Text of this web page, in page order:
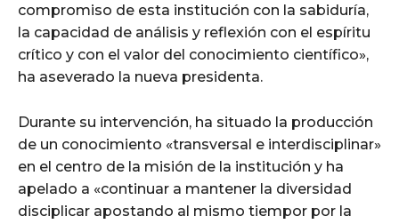
compromiso de esta institución con la sabiduría,
la capacidad de análisis y reflexión con el espíritu
crítico y con el valor del conocimiento científico»,
ha aseverado la nueva presidenta.
Durante su intervención, ha situado la producción
de un conocimiento «transversal e interdisciplinar»
en el centro de la misión de la institución y ha
apelado a «continuar a mantener la diversidad
disciplicar apostando al mismo tiempor por la